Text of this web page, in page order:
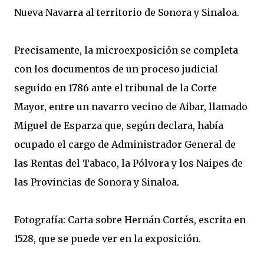
Nueva Navarra al territorio de Sonora y Sinaloa.
Precisamente, la microexposición se completa
con los documentos de un proceso judicial
seguido en 1786 ante el tribunal de la Corte
Mayor, entre un navarro vecino de Aibar, llamado
Miguel de Esparza que, según declara, había
ocupado el cargo de Administrador General de
las Rentas del Tabaco, la Pólvora y los Naipes de
las Provincias de Sonora y Sinaloa.
Fotografía: Carta sobre Hernán Cortés, escrita en
1528, que se puede ver en la exposición.